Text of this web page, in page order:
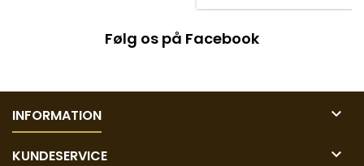
Følg os på Facebook
INFORMATION 
KUNDESERVICE 